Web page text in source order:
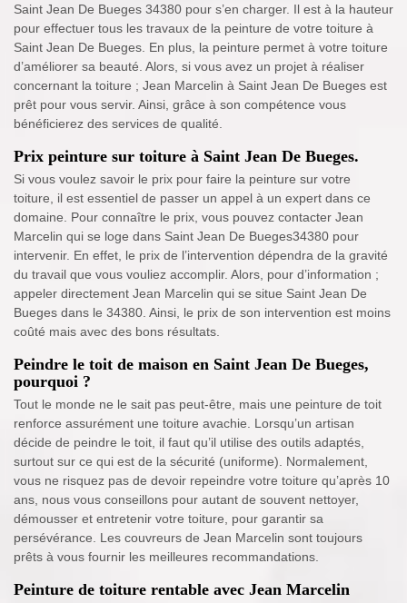
Saint Jean De Bueges 34380 pour s’en charger. Il est à la hauteur
pour effectuer tous les travaux de la peinture de votre toiture à
Saint Jean De Bueges. En plus, la peinture permet à votre toiture
d’améliorer sa beauté. Alors, si vous avez un projet à réaliser
concernant la toiture ; Jean Marcelin à Saint Jean De Bueges est
prêt pour vous servir. Ainsi, grâce à son compétence vous
bénéficierez des services de qualité.
Prix peinture sur toiture à Saint Jean De Bueges.
Si vous voulez savoir le prix pour faire la peinture sur votre
toiture, il est essentiel de passer un appel à un expert dans ce
domaine. Pour connaître le prix, vous pouvez contacter Jean
Marcelin qui se loge dans Saint Jean De Bueges34380 pour
intervenir. En effet, le prix de l’intervention dépendra de la gravité
du travail que vous vouliez accomplir. Alors, pour d’information ;
appeler directement Jean Marcelin qui se situe Saint Jean De
Bueges dans le 34380. Ainsi, le prix de son intervention est moins
coûté mais avec des bons résultats.
Peindre le toit de maison en Saint Jean De Bueges,
pourquoi ?
Tout le monde ne le sait pas peut-être, mais une peinture de toit
renforce assurément une toiture avachie. Lorsqu’un artisan
décide de peindre le toit, il faut qu’il utilise des outils adaptés,
surtout sur ce qui est de la sécurité (uniforme). Normalement,
vous ne risquez pas de devoir repeindre votre toiture qu’après 10
ans, nous vous conseillons pour autant de souvent nettoyer,
démousser et entretenir votre toiture, pour garantir sa
persévérance. Les couvreurs de Jean Marcelin sont toujours
prêts à vous fournir les meilleures recommandations.
Peinture de toiture rentable avec Jean Marcelin